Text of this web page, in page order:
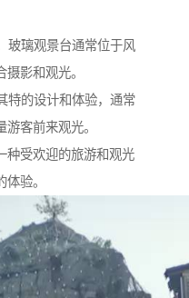
玻璃观景台通常位于风
影和观光。
特的设计和体验，通常
客前来观光。
种受欢迎的旅游和观光
验。